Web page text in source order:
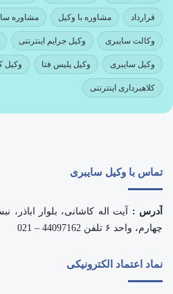
قرارداد مشاوره با وکیل مشاوره
وکالت سایبری وکیل جرایم اینترنتی
وکیل سایبری وکیل پلیس فتا وکیل
کلاهبرداری اینترنتی
تماس با وکیل سایبری
آدرس :
چهارم، واحد ۶ تلفن 44097162 – 021
نماد اعتماد الکترونیکی